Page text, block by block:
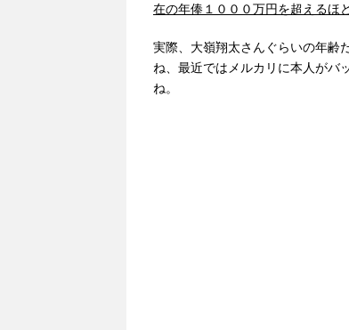
在の年俸１０００万円を超えるほ
実際、大嶺翔太さんぐらいの年齢
ね、最近ではメルカリに本人がバ
ね。